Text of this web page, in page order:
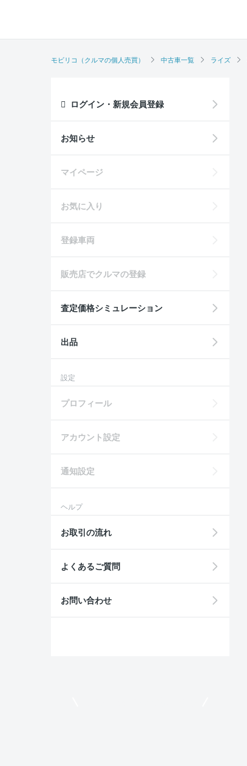
モビリコ（クルマの個人売買） 中古車一覧 ライズ
ログイン・新規会員登録
お知らせ
マイページ
お気に入り
登録車両
販売店でクルマの登録
査定価格シミュレーション
出品
設定
プロフィール
アカウント設定
通知設定
ヘルプ
お取引の流れ
よくあるご質問
お問い合わせ